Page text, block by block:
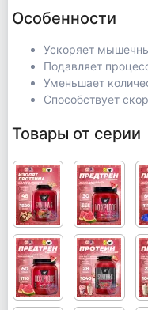
Особенности
Ускоряет
Подавляет
Уменьшает
Способствует
Товары от серии